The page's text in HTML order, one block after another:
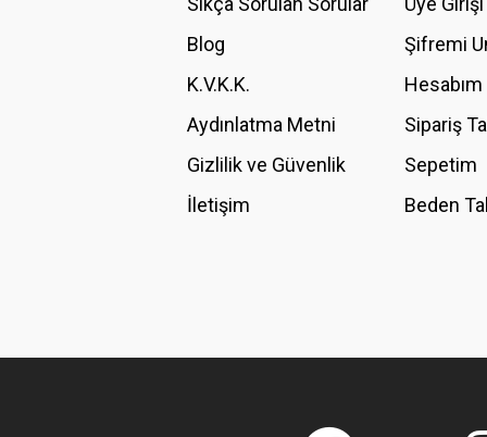
Ürün fiyatı diğer sitelerden daha pahalı.
Bu ürüne benzer farklı alternatifler olmalı.
Blog
K.V.K.K.
Aydınlatma Metni
Gizlilik ve Güvenlik
İletişim
Şifremi
Hesabım
Sipariş
Sepetim
Beden